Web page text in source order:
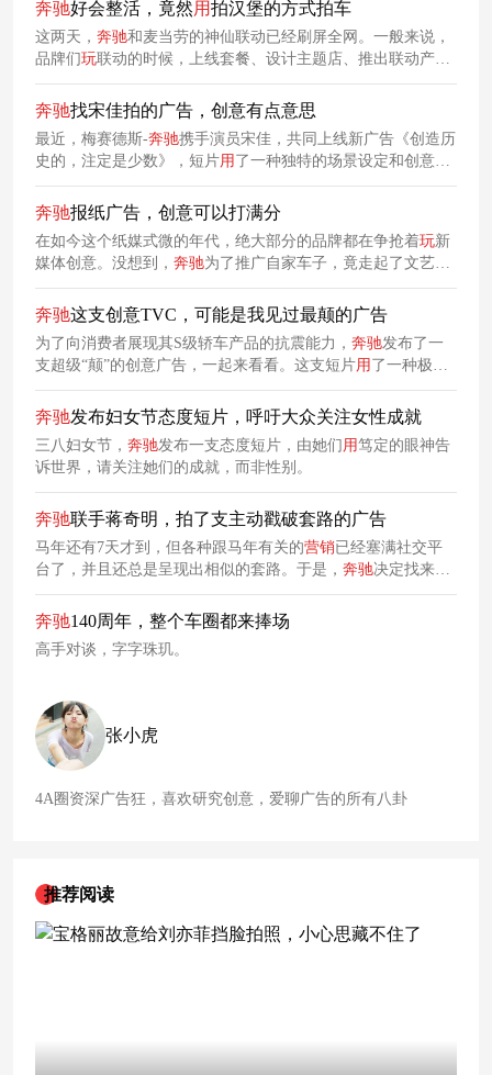
奔驰好会整活，竟然用拍汉堡的方式拍车
这两天， 奔驰和麦当劳的神仙联动已经刷屏全网。一般来说，
品牌们玩联动的时候，上线套餐、设计主题店、推出联动产
品，已经就走完了联名全套流程了。没想到，奔驰这次还额外
整活，竟然学着麦当劳用 拍汉堡的方式，拍了全新
CLA！
奔驰找宋佳拍的广告，创意有点意思
最近，梅赛德斯-奔驰携手演员宋佳，共同上线新广告《创造历
史的，注定是少数》，短片用 了一种独特的场景设定和创意叙
事方式。它以“S级时刻管理局”为背景，将奔驰S级轿车的发展
历程融入其中，诙谐彰显了其产品的S级质量。
奔驰报纸广告，创意可以打满分
在如今这个纸媒式微的年代，绝大部分的品牌都在争抢着玩新
媒体创意。没想到， 奔驰为了推广自家车子，竟走起了文艺复
兴路线，用一则报纸广告，极具创意地传递了“梦想从未遥远，
它就在你手中，抓住即可”的品牌理念。
奔驰这支创意TVC，可能是我见过最颠的广告
为了向消费者展现其S级轿车产品的抗震能力， 奔驰发布了一
支超级“颠”的创意广告，一起来看看。这支短片用 了一种极具
创意的对比方式，通过孩子们在校车上热衷玩“颠簸游戏”与在
奔驰轿车上无法玩游戏的对比，幽默地展示了奔驰S级轿车的
抗震能力。
奔驰发布妇女节态度短片，呼吁大众关注女性成就
三八妇女节， 奔驰发布一支态度短片，由她们 用笃定的眼神告
诉世界，请关注她们的成就，而非性别。
奔驰联手蒋奇明，拍了支主动戳破套路的广告
马年还有7天才到，但各种跟马年有关的营销已经塞满社交平
台了，并且还总是呈现出相似的套路。于是， 奔驰决定找来蒋
奇明，与他联合拍摄了一支主动戳破套路的广告，把年轻人“不
想按套路走，只想轻松过年”的真实情绪，变成广告本身的内
容。
奔驰140周年，整个车圈都来捧场
高手对谈，字字珠玑。
张小虎
4A圈资深广告狂，喜欢研究创意，爱聊广告的所有八卦
推荐阅读